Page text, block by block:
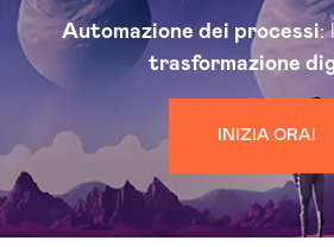
Automazione dei processi:
trasformazione
INIZIA ORA!